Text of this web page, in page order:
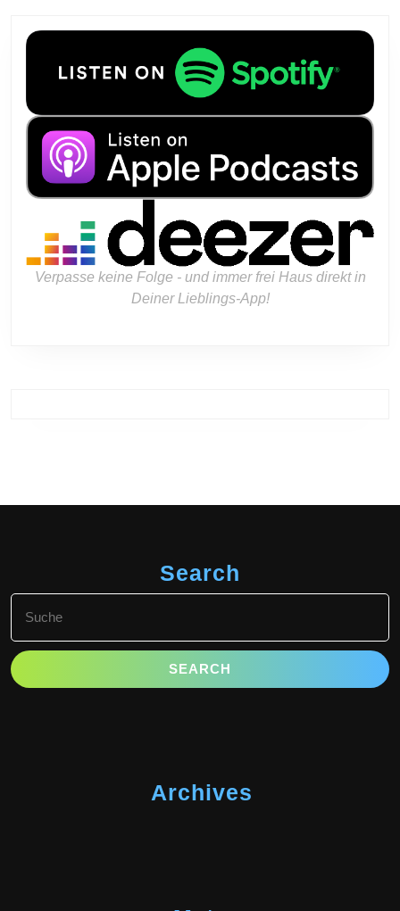
Verpasse keine Folge - und immer frei Haus direkt in
Deiner Lieblings-App!
Search
for:
Archives